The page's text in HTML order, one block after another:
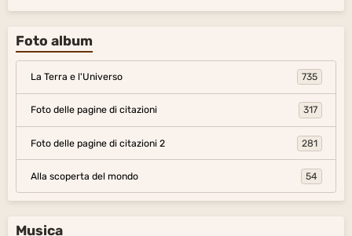
Foto album
La Terra e l'Universo 735
Foto delle pagine di citazioni 317
Foto delle pagine di citazioni 2 281
Alla scoperta del mondo 54
Musica